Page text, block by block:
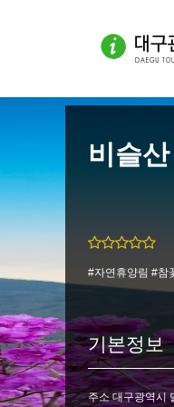
비슬
#자연휴양림 #참
기본정보
주소 대구광역시